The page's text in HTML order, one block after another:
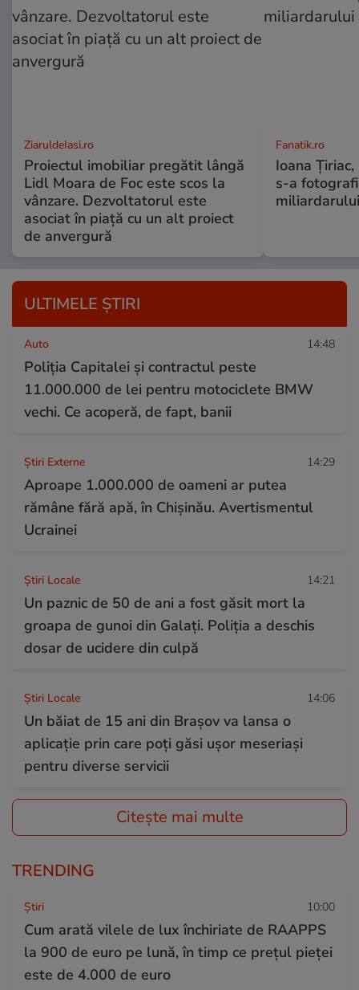
ZiaruldeIasi.ro
Proiectul imobiliar pregătit lângă
Lidl Moara de Foc este scos la
vânzare. Dezvoltatorul este
asociat în piață cu un alt proiect
de anvergură
Fanatik.ro
Ioana
s-a
ULTIMELE ȘTIRI
Auto 14:48
Poliția Capitalei și contractul peste
11.000.000 de lei pentru motociclete BMW
vechi. Ce acoperă, de fapt, banii
Știri Externe 14:29
Aproape 1.000.000 de oameni ar putea
rămâne fără apă, în Chișinău. Avertismentul
Ucrainei
Știri Locale 14:21
Un paznic de 50 de ani a fost găsit mort la
groapa de gunoi din Galați. Poliția a deschis
dosar de ucidere din culpă
Știri Locale 14:06
Un băiat de 15 ani din Brașov va lansa o
aplicație prin care poți găsi ușor meseriași
pentru diverse servicii
Citește mai multe
TRENDING
Ştiri 10:00
Cum arată vilele de lux închiriate de RAAPPS
la 900 de euro pe lună, în timp ce prețul pieței
este de 4.000 de euro